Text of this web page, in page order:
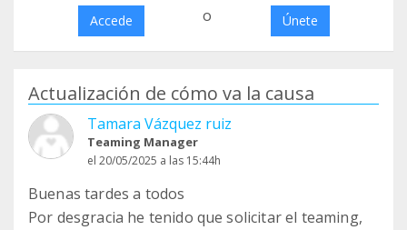
Accede o Únete
Actualización de cómo va la causa
Tamara Vázquez ruiz
Teaming Manager
el 20/05/2025 a las 15:44h
Buenas tardes a todos
Por desgracia he tenido que solicitar el teaming,